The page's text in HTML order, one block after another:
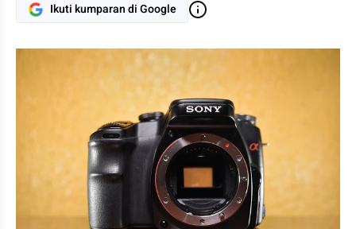
Ikuti kumparan di Google